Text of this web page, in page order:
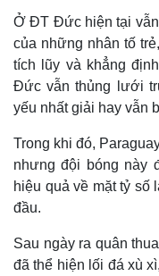
Ở ĐT Đức hiện tại
của những nhân tố
tích lũy và khẳng
Đức vẫn thủng lưới
yếu nhất giải hay vẫn
Trong khi đó,
nhưng đội bóng này
hiệu quả về mặt tỷ số
đầu.
Sau ngày ra quân
đã thể hiện lối đá xù